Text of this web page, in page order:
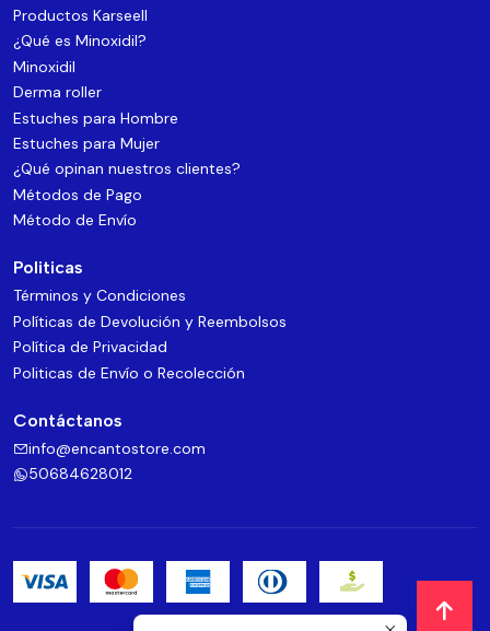
Productos Karseell
¿Qué es Minoxidil?
Minoxidil
Derma roller
Estuches para Hombre
Estuches para Mujer
¿Qué opinan nuestros clientes?
Métodos de Pago
Método de Envío
Politicas
Términos y Condiciones
Políticas de Devolución y Reembolsos
Política de Privacidad
Politicas de Envío o Recolección
Contáctanos
info@encantostore.com
50684628012